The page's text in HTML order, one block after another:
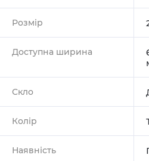
Розмір
Доступна ширина
Скло
Колір
Наявність